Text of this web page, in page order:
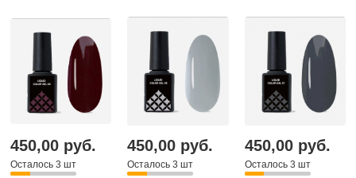
12 мл
12 мл
450,00 руб.
Осталось 3 шт
450,00 руб.
Осталось 3 шт
450,00 руб.
Осталось 3 шт